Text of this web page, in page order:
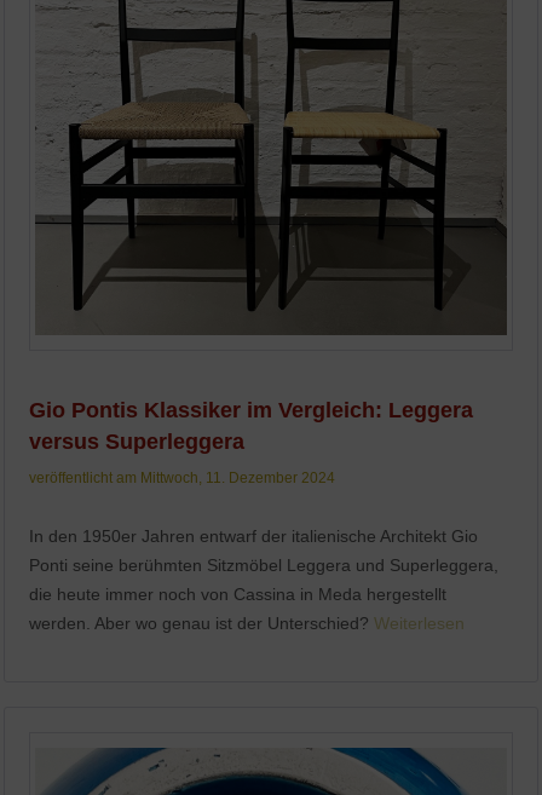
Gio Pontis Klassiker im Vergleich: Leggera
versus Superleggera
veröffentlicht am Mittwoch, 11. Dezember 2024
In den 1950er Jahren entwarf der italienische Architekt Gio
Ponti seine berühmten Sitzmöbel Leggera und Superleggera,
die heute immer noch von Cassina in Meda hergestellt
werden. Aber wo genau ist der Unterschied?Weiterlesen